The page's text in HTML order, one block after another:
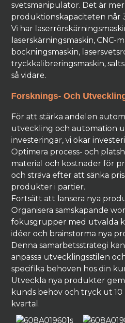
svetsmanipulator. Det är
produktionskapaciteten når
Vi har
laserskärningsmaskin, CNC-
bockningsmaskin,
tryckkalibreringsmaskin,
så vidare.
Forsknings- Och
För att stärka andelen
utveckling och automation
investeringar, vi ökar
Optimera process- och
material och kostnader för
och sträva efter att sänka
produkter i partier.
Fortsätt att lansera nya
Organisera samskapande
fokusgrupper med utvalda
idéer och brainstorma nya
Denna samarbetsstrategi
anpassa utvecklingsstilen
specifika behoven hos din
Utveckla nya produkter
kunds behov och tryck ut
kvartal.